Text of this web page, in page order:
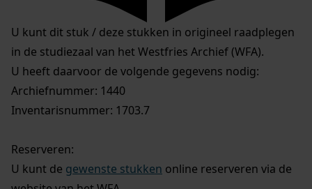
U kunt dit stuk / deze stukken in origineel raadplegen
in de studiezaal van het Westfries Archief (WFA).
U heeft daarvoor de volgende gegevens nodig:
Archiefnummer: 1440
Inventarisnummer: 1703.7
Reserveren:
U kunt de gewenste stukken online reserveren via de